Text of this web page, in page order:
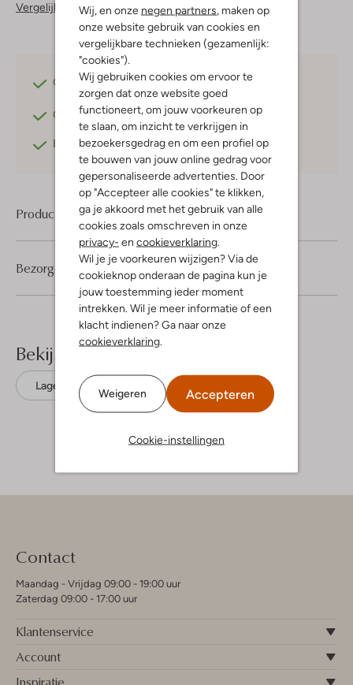
Wij, en onze negen partners , maken op
onze website gebruik van cookies en
vergelijkbare technieken (gezamenlijk:
"cookies").
Wij gebruiken cookies om ervoor te
zorgen dat onze website goed
functioneert, om jouw voorkeuren op
te slaan, om inzicht te verkrijgen in
bezoekersgedrag en om een profiel op
te bouwen van jouw online gedrag voor
gepersonaliseerde advertenties. Door
op "Accepteer alle cookies" te klikken,
ga je akkoord met het gebruik van alle
cookies zoals omschreven in onze
privacy- en cookieverklaring
Wil je je voorkeuren wijzigen? Via de
cookieknop onderaan de pagina kun je
jouw toestemming ieder moment
intrekken. Wil je meer informatie of een
klacht indienen? Ga naar onze
cookieverklaring
Weigeren Accepteren
Cookie-instellingen
Vergelijkbare items
Gratis verzendingvanaf €75,-
Gratis retournerenbinnen 30 dagen*
Betaal achterafmet Klarna
Product informatie
Bezorgen & retourneren
Bekijk meer
Lage sneakers Magnanni Leer
Contact
Maandag - Vrijdag 09:00 - 19:00 uur
Zaterdag 09:00 - 17:00 uur
Klantenservice
Account